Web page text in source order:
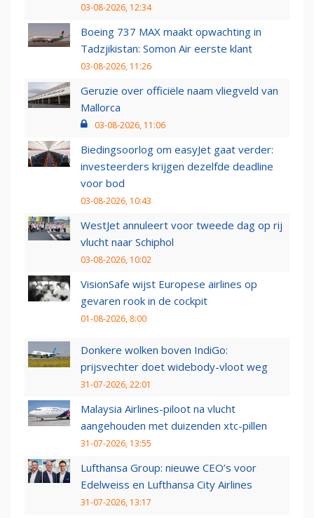
03-08-2026, 12:34
Boeing 737 MAX maakt opwachting in
Tadzjikistan: Somon Air eerste klant
03-08-2026, 11:26
Geruzie over officiële naam vliegveld van
Mallorca
03-08-2026, 11:06
Biedingsoorlog om easyJet gaat verder:
investeerders krijgen dezelfde deadline
voor bod
03-08-2026, 10:43
WestJet annuleert voor tweede dag op rij
vlucht naar Schiphol
03-08-2026, 10:02
VisionSafe wijst Europese airlines op
gevaren rook in de cockpit
01-08-2026, 8:00
Donkere wolken boven IndiGo:
prijsvechter doet widebody-vloot weg
31-07-2026, 22:01
Malaysia Airlines-piloot na vlucht
aangehouden met duizenden xtc-pillen
31-07-2026, 13:55
Lufthansa Group: nieuwe CEO’s voor
Edelweiss en Lufthansa City Airlines
31-07-2026, 13:17